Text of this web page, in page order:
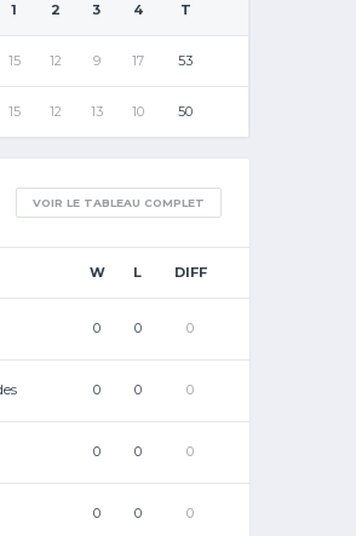
1 2 3 4 T
15 12 9 17 53
15 12 13 10 50
VOIR LE TABLEAU COMPLET
W L DIFF
0 0 0
0 0 0
0 0 0
0 0 0